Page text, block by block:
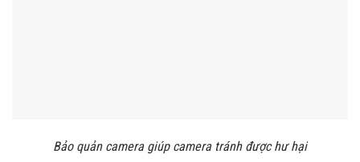
Bảo quản camera giúp camera tránh được hư hại